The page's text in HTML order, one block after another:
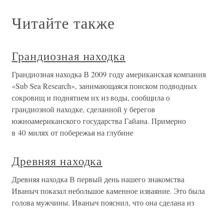
Читайте также
Грандиозная находка
Грандиозная находка В 2009 году американская компания
«Sub Sea Research», занимающаяся поиском подводных
сокровищ и поднятием их из воды, сообщила о
грандиозной находке, сделанной у берегов
южноамериканского государства Гайана. Примерно
в 40 милях от побережья на глубине
Древняя находка
Древняя находка В первый день нашего знакомства
Иваныч показал небольшое каменное изваяние. Это была
голова мужчины. Иваныч пояснил, что она сделана из